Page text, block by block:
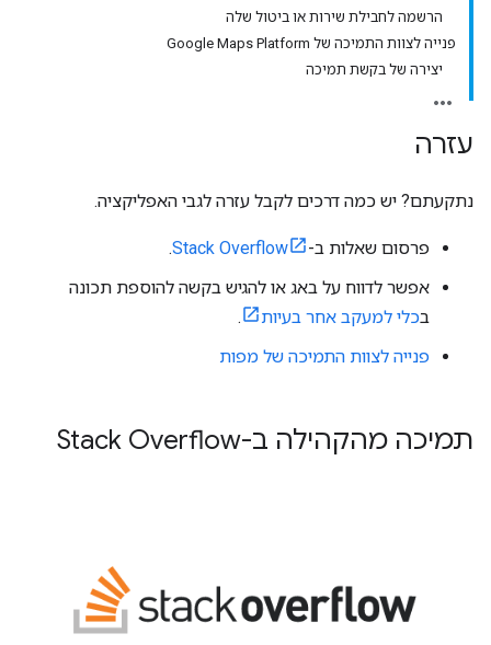
הרשמה לחבילת שירות או ביטול שלה
פנייה לצוות התמיכה של Google Maps Platform
יצירה של בקשת תמיכה
עזרה
נתקעתם? יש כמה דרכים לקבל עזרה לגבי האפליקציה.
פרסום שאלות ב- Stack Overflow
.
אפשר לדווח על באג או להגיש בקשה להוספת תכונה
בכלי למעקב אחר בעיות
.
פנייה לצוות התמיכה של מפות
תמיכה מהקהילה ב-Stack Overflow